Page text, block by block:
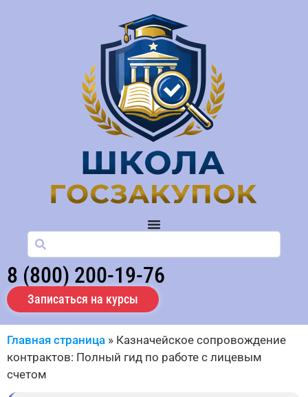
8 (800) 200-19-76
Записаться на курсы
Главная страница » Казначейское сопровождение
контрактов: Полный гид по работе с лицевым
счетом